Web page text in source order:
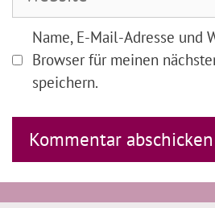
Name, E-Mail-Adresse und
Browser für meinen
speichern.